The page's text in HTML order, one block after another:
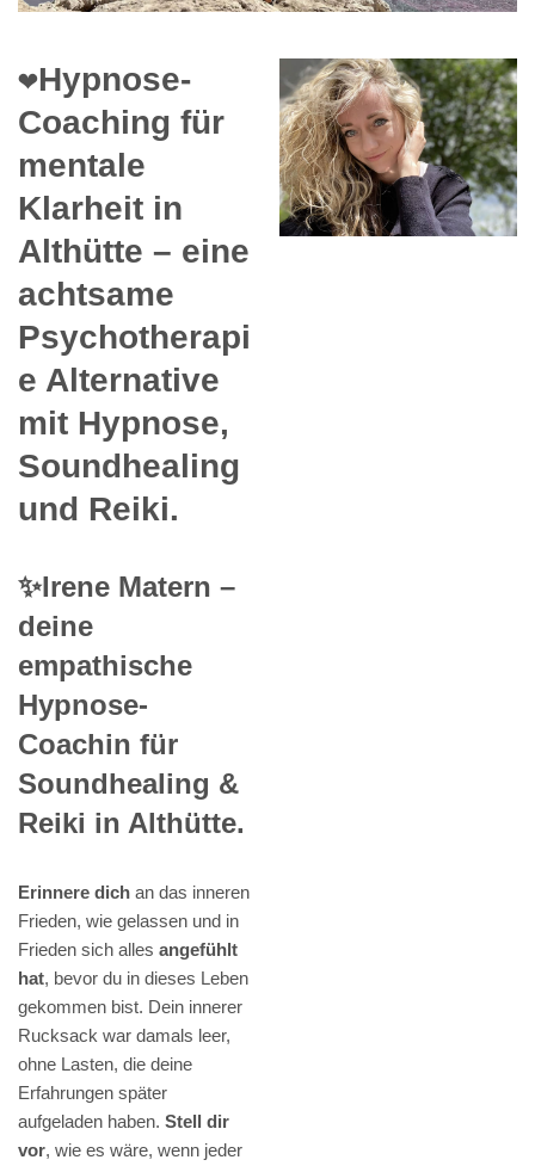
❤️Hypnose-
Coaching für
mentale
Klarheit in
Althütte – eine
achtsame
Psychotherapi
e Alternative
mit Hypnose,
Soundhealing
und Reiki.
✨Irene Matern –
deine
empathische
Hypnose-
Coachin für
Soundhealing &
Reiki in Althütte.
Erinnere dich an das inneren
Frieden, wie gelassen und in
Frieden sich alles angefühlt
hat, bevor du in dieses Leben
gekommen bist. Dein innerer
Rucksack war damals leer,
ohne Lasten, die deine
Erfahrungen später
aufgeladen haben. Stell dir
vor, wie es wäre, wenn jeder